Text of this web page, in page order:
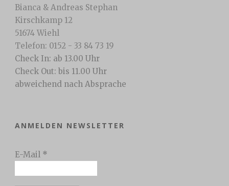
Bianca & Andreas Stephan
Kirschkamp 12
51674 Wiehl
Telefon: 0152 - 33 84 73 19
Check In: ab 13.00 Uhr
Check Out: bis 11.00 Uhr
abweichend nach Absprache
ANMELDEN NEWSLETTER
E-Mail *